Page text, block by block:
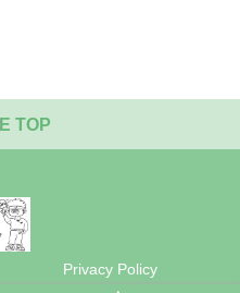
TOP
Privacy Policy